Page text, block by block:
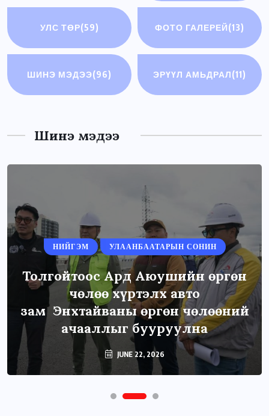
УЛС ТӨР(59) ФОТО ГАЛЕРЕЙ(13)
ШИНЭ МЭДЭЭ(96) ЭРҮҮЛ АМЬДРАЛ(11)
Шинэ мэдээ
НИЙГЭМ УЛААНБААТАРЫН СОНИН
Толгойтоос Ард Аюушийн өргөн
чөлөө хүртэлх авто
зам Энхтайваны өргөн чөлөөний
ачааллыг бууруулна
JUNE 22, 2026